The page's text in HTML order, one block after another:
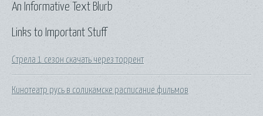
Links to Important Stuff
Стрела 1 сезон скачать через торрент
Кинотеатр русь в соликамске расписание фильмов
An Informative Text Blurb